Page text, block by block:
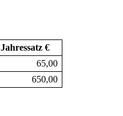
Jahressatz €
65,00
650,00